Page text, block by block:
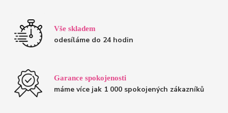
Vše skladem
odesíláme do 24 hodin
Garance spokojenosti
máme více jak 1 000 spokojených zákazníků